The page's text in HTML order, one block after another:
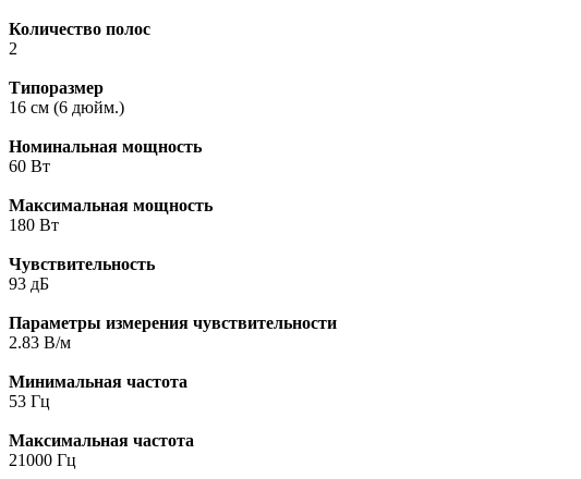
Количество полос
2
Типоразмер
16 см (6 дюйм.)
Номинальная мощность
60 Вт
Максимальная мощность
180 Вт
Чувствительность
93 дБ
Параметры измерения чувствительности
2.83 В/м
Минимальная частота
53 Гц
Максимальная частота
21000 Гц